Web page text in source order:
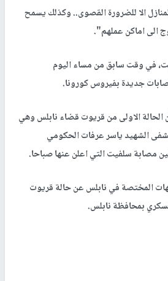
الا للضرورة القصوى.. وكذلك يسمح
الى اماكن عملهم".
في وقت سابق من مساء اليوم
جديدة بفيروس كورونا.
الاولى من قريوت قضاء نابلس وهي
الشهيد ياسر عرفات الحكومي
مصابة سلفيت التي اعلن عنها صباحا.
المختصة في نابلس عن حالة قريوت
بمحافظة نابلس.